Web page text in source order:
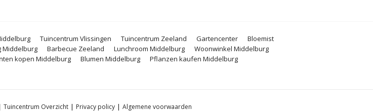
Tuincentrum Vlissingen Tuincentrum Zeeland Gartencenter
Bloemist
Middelburg Barbecue Zeeland Lunchroom Middelburg
Woonwinkel Middelburg
kopen Middelburg Blumen Middelburg Pflanzen kaufen Middelburg
Tuincentrum Overzicht Privacy policy Algemene voorwaarden